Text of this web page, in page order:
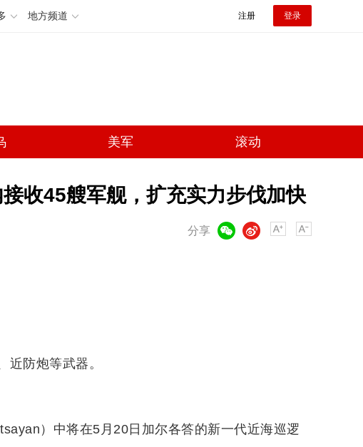
地方频道 注册 登录
美军 滚动
收45艘军舰，扩充实力步伐加快
分享
微博
近防炮等武器。
）中将在5月20日加尔各答的新一代近海巡逻